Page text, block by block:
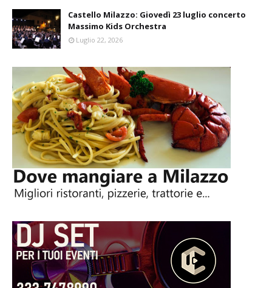
Castello Milazzo: Giovedì 23 luglio concerto
Massimo Kids Orchestra
Luglio 22, 2026